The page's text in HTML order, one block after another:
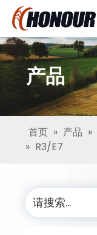
产品
首页 » 产品 »
» R3/E7